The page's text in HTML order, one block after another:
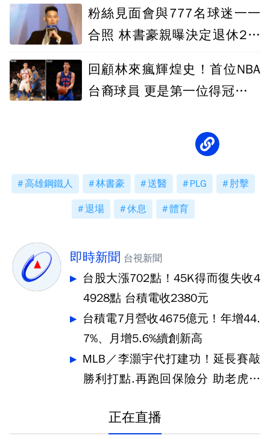
粉絲見面會與777名球迷一一
合照 林書豪親曝決定退休2關
回顧林來瘋輝煌史！首位NBA
台裔球員 更是第一位得冠軍戒
高雄鋼鐵人 林書豪 送醫 PLG 肘擊
退場 休息 體育
即時新聞 台視新聞
台股大漲702點！45K得而復失收4
4928點 台積電收2380元
台積電7月營收4675億元！年增44.
7%、月增5.6%續創新高
MLB／李灝宇代打建功！延長賽敲
勝利打點.再跑回保險分 助老虎奪
正在直播